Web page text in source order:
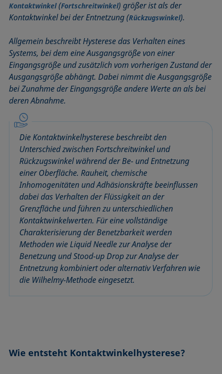
Benetzbarkeit
Benetzte Länge
Benetzung
Blasendruck-Tensiometer
Captive Bubble Methode
Constrained Sessile Drop
Diffusionskoeffizient
Dispersiver Anteil
Dreiphasenpunkt
Dynamische Oberflächenspannung
Dynamischer Kontaktwinkel
Emulsion
Entnetzung
Equation of state
Extended-Fowkes method
Kegelschnittmethode
Kohäsionsarbeit
Kontaktwinkel
Kreismethode
Kritische Mizellkonzentration (CMC) und
Tensidkonzentration
Kritische Oberflächenspannung
Laplace-Druck
Liegender Tropfen (sessile drop)
Liquid Needle
Lotuseffekt
Meniskus-Methode
Methode nach Oss und Good
Methode nach Owens, Wendt, Rabel und Kaelble (OWRK)
Methode nach Wu
Mikroemulsion
Methode nach Zisman
Mizelle
Netzmittel
Oberflächenaktiv
Oberflächenalter
Rückzugswinkel
Schaum
Schaumbildner
Spinning-Drop-Tensiometer
Spreiten
Spreitkoeffizient, Spreitparameter
Stabmethode
Stalagmometer
Statische Oberflächenspannung
Statischer Kontaktwinkel
Stood-up Drop
Kontaktwinkel(Fortschreitwinkel) größer ist als der
Kontaktwinkel bei der Entnetzung (Rückzugswinkel).
Allgemein beschreibt Hysterese das Verhalten eines
Systems, bei dem eine Ausgangsgröße von einer
Eingangsgröße und zusätzlich vom vorherigen Zustand der
Ausgangsgröße abhängt. Dabei nimmt die Ausgangsgröße
bei Zunahme der Eingangsgröße andere Werte an als bei
deren Abnahme.
Die Kontaktwinkelhysterese beschreibt den
Unterschied zwischen Fortschreitwinkel und
Rückzugswinkel während der Be- und Entnetzung
einer Oberfläche. Rauheit, chemische
Inhomogenitäten und Adhäsionskräfte beeinflussen
dabei das Verhalten der Flüssigkeit an der
Grenzfläche und führen zu unterschiedlichen
Kontaktwinkelwerten. Für eine vollständige
Charakterisierung der Benetzbarkeit werden
Methoden wie Liquid Needle zur Analyse der
Benetzung und Stood-up Drop zur Analyse der
Entnetzung kombiniert oder alternativ Verfahren wie
die Wilhelmy-Methode eingesetzt.
Wie entsteht Kontaktwinkelhysterese?